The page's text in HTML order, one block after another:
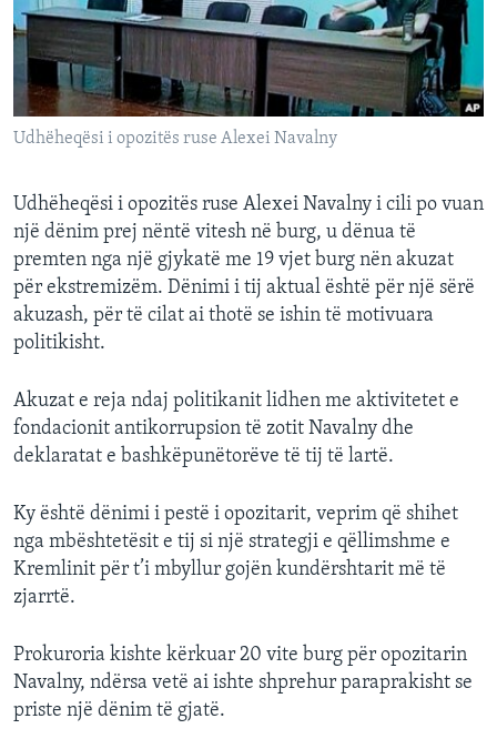
INTERVISTA
DITARI
Udhëheqësi i opozitës ruse Alexei Navalny
Udhëheqësi i opozitës ruse Alexei Navalny i cili po vuan
një dënim prej nëntë vitesh në burg, u dënua të
premten nga një gjykatë me 19 vjet burg nën akuzat
për ekstremizëm. Dënimi i tij aktual është për një sërë
akuzash, për të cilat ai thotë se ishin të motivuara
politikisht.
Akuzat e reja ndaj politikanit lidhen me aktivitetet e
fondacionit antikorrupsion të zotit Navalny dhe
deklaratat e bashkëpunëtorëve të tij të lartë.
Ky është dënimi i pestë i opozitarit, veprim që shihet
nga mbështetësit e tij si një strategji e qëllimshme e
Kremlinit për t’i mbyllur gojën kundërshtarit më të
zjarrtë.
Prokuroria kishte kërkuar 20 vite burg për opozitarin
Navalny, ndërsa vetë ai ishte shprehur paraprakisht se
priste një dënim të gjatë.